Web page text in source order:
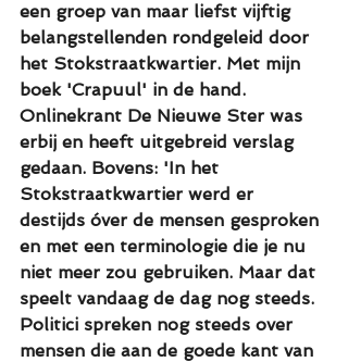
een groep van maar liefst vijftig
belangstellenden rondgeleid door
het Stokstraatkwartier. Met mijn
boek 'Crapuul' in de hand.
Onlinekrant De Nieuwe Ster was
erbij en heeft uitgebreid verslag
gedaan. Bovens: 'In het
Stokstraatkwartier werd er
destijds óver de mensen gesproken
en met een terminologie die je nu
niet meer zou gebruiken. Maar dat
speelt vandaag de dag nog steeds.
Politici spreken nog steeds over
mensen die aan de goede kant van